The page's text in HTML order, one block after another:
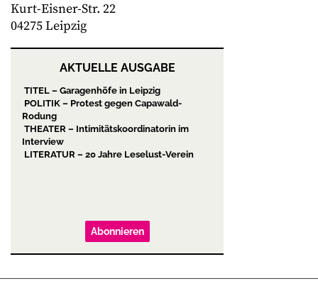
Kurt-Eisner-Str. 22
04275 Leipzig
AKTUELLE AUSGABE
TITEL – Garagenhöfe in Leipzig
POLITIK – Protest gegen Capawald-
Rodung
THEATER – Intimitätskoordinatorin im
Interview
LITERATUR – 20 Jahre Leselust-Verein
Abonnieren